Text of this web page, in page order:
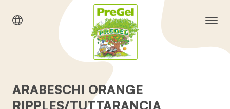
ARABESCHI ORANGE
RIPPLES/TUTTARANCIA